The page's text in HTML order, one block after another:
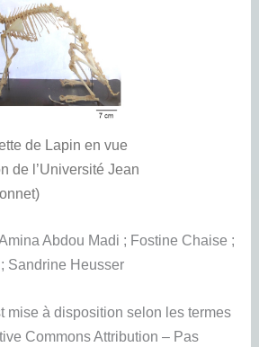
de Lapin en vue
de l’Université Jean
Abdou Madi ; Fostine Chaise ;
Sandrine Heusser
mise à disposition selon les termes
Commons Attribution – Pas